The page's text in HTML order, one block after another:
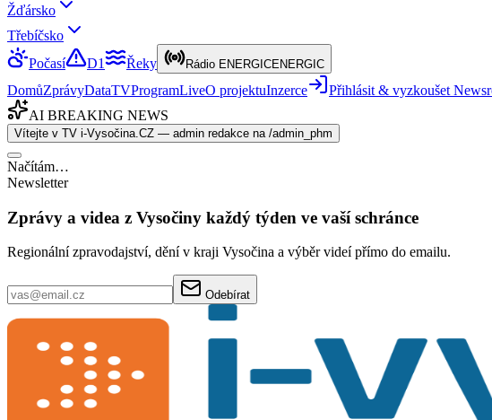
Žďársko
Třebíčsko
Počasí
D1 Řeky Rádio ENERGICENERGIC
DomůZprávyDataTVProgramLiveO projektuInzerce Přihlásit & vyzkoušet
AI BREAKING NEWS
Vítejte v TV i-Vysočina.CZ — admin redakce na /admin_phm
Načítám…
Newsletter
Zprávy a videa z Vysočiny každý týden ve vaší schránce
Regionální zpravodajství, dění v kraji Vysočina a výběr videí přímo do emailu.
Odebírat